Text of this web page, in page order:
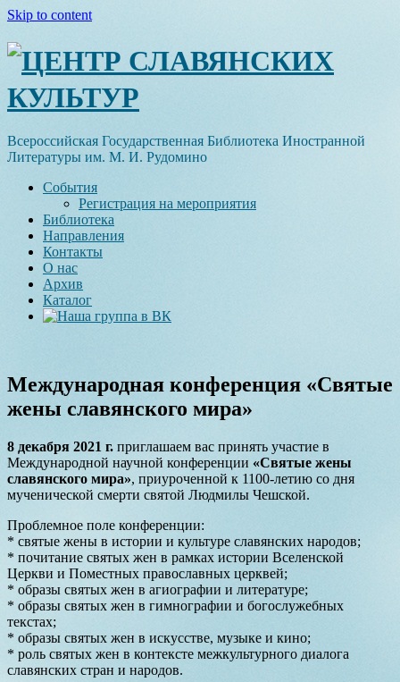
Skip to content
ЦЕНТР СЛАВЯНСКИХ
КУЛЬТУР
Всероссийская Государственная Библиотека Иностранной
Литературы им. М. И. Рудомино
События
Регистрация на мероприятия
Библиотека
Направления
Контакты
О нас
Архив
Каталог
Международная конференция «Святые
жены славянского мира»
8 декабря 2021 г. приглашаем вас принять участие в
Международной научной конференции «Святые жены
славянского мира», приуроченной к 1100-летию со дня
мученической смерти святой Людмилы Чешской.
Проблемное поле конференции:
* святые жены в истории и культуре славянских народов;
* почитание святых жен в рамках истории Вселенской
Церкви и Поместных православных церквей;
* образы святых жен в агиографии и литературе;
* образы святых жен в гимнографии и богослужебных
текстах;
* образы святых жен в искусстве, музыке и кино;
* роль святых жен в контексте межкультурного диалога
славянских стран и народов.